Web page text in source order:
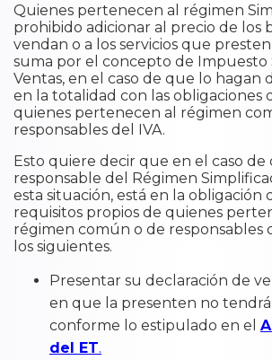
Quienes pertenecen al régimen
prohibido adicionar al precio de los
vendan o a los servicios que
suma por el concepto de Impuesto
Ventas, en el caso de que lo hagan
en la totalidad con las obligaciones
quienes pertenecen al régimen
responsables del IVA.
Esto quiere decir que en el caso de
responsable del Régimen
esta situación, está en la obligación
requisitos propios de quienes
régimen común o de responsables
los siguientes.
Presentar su declaración de
en que la presenten no
conforme lo estipulado en el
del ET.